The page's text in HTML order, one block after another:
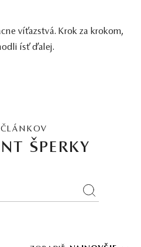
víťazstvá. Krok za krokom,
ísť ďalej.
ČLÁNKOV
ŠPERKY